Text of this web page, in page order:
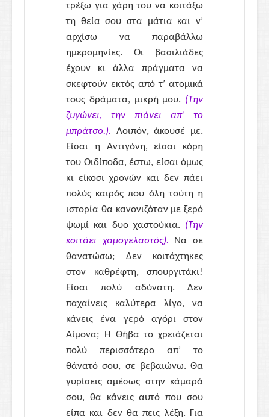
τρέξω για χάρη του να κοιτάξω
τη θεία σου στα μάτια και ν’
αρχίσω να παραβάλλω
ημερομηνίες. Οι βασιλιάδες
έχουν κι άλλα πράγματα να
σκεφτούν εκτός από τ’ ατομικά
τους δράματα, μικρή μου. (Την
ζυγώνει, την πιάνει απ’ το
μπράτσο.). Λοιπόν, άκουσέ με.
Είσαι η Αντιγόνη, είσαι κόρη
του Οιδίποδα, έστω, είσαι όμως
κι είκοσι χρονών και δεν πάει
πολύς καιρός που όλη τούτη η
ιστορία θα κανονιζόταν με ξερό
ψωμί και δυο χαστούκια. (Την
κοιτάει χαμογελαστός). Να σε
θανατώσω; Δεν κοιτάχτηκες
στον καθρέφτη, σπουργιτάκι!
Είσαι πολύ αδύνατη. Δεν
παχαίνεις καλύτερα λίγο, να
κάνεις ένα γερό αγόρι στον
Αίμονα; Η Θήβα το χρειάζεται
πολύ περισσότερο απ’ το
θάνατό σου, σε βεβαιώνω. Θα
γυρίσεις αμέσως στην κάμαρά
σου, θα κάνεις αυτό που σου
είπα και δεν θα πεις λέξη. Για